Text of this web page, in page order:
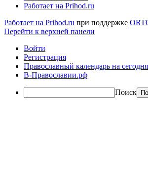
Работает на Prihod.ru
Работает на Prihod.ru при поддержке
Перейти к верхней панели
Войти
Регистрация
Православный календарь на сегодня
В-Православии.рф
Поиск